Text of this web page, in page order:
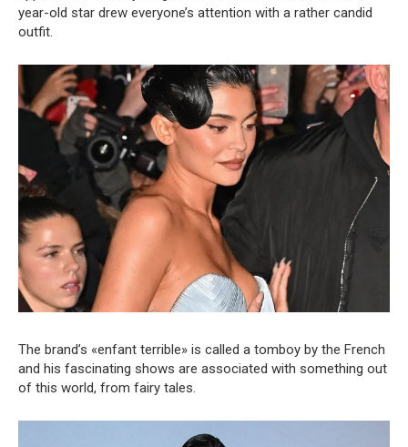
year-old star drew everyone’s attention with a rather candid
outfit.
The brand’s «enfant terrible» is called a tomboy by the French
and his fascinating shows are associated with something out
of this world, from fairy tales.